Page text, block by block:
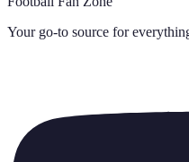
Your go-to source for